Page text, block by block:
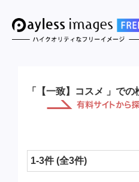
「【一致】コスメ 」で
1-3件 (全3件)